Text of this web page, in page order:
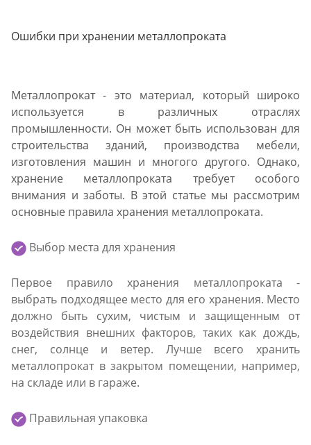
Ошибки при хранении металлопроката
Металлопрокат - это материал, который широко
используется в различных отраслях
промышленности. Он может быть использован для
строительства зданий, производства мебели,
изготовления машин и многого другого. Однако,
хранение металлопроката требует особого
внимания и заботы. В этой статье мы рассмотрим
основные правила хранения металлопроката.
Выбор места для хранения
Первое правило хранения металлопроката -
выбрать подходящее место для его хранения. Место
должно быть сухим, чистым и защищенным от
воздействия внешних факторов, таких как дождь,
снег, солнце и ветер. Лучше всего хранить
металлопрокат в закрытом помещении, например,
на складе или в гараже.
Правильная упаковка